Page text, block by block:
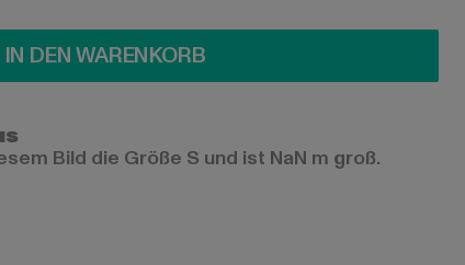
IN DEN WARENKORB
Bild die Größe S und ist NaN m groß.